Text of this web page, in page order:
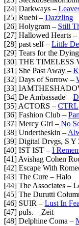
[24] Darkways –
[25] Ruebi – Dazzling
[26] Holygram – Still
[27] Hallowed Hearts –
[28] past self – Little
[29] Tears for the
[30] THE TIMELESS
[31] She Past Away –
[32] Days of Sorrow –
[33]
[34] De Ambassade –
[35] ACTORS – CTRL
[36] Fashion Club –
[37] Mercy Girl – No
[38] Undertheskin –
[39] Digital Drvgs, S Y
[40] IST IST – I
[41] Avishag Cohen
[42] Escape With
[43] The Cure – Halo
[44] The Associates –
[45] The Durutti
[46] SUIR – Lust In
[47] puls. – Zeit
[48] Delphine Coma –